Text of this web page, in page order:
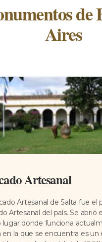
de
Aires
Artesanal
Artesanal de Salta fue el
Artesanal del país. Se abrió
lugar donde funciona
en la que se encuentra es un